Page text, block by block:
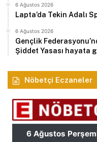
6 Ağustos 2026
Lapta’da Tekin Adalı
6 Ağustos 2026
Gençlik
Şiddet Yasası hayata
Nöbetçi Eczaneler